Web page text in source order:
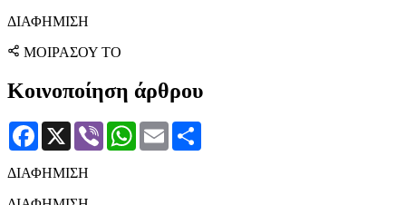
ΔΙΑΦΗΜΙΣΗ
ΜΟΙΡΑΣΟΥ ΤΟ
Κοινοποίηση άρθρου
Facebook
X Viber WhatsApp
Email
ΔΙΑΦΗΜΙΣΗ